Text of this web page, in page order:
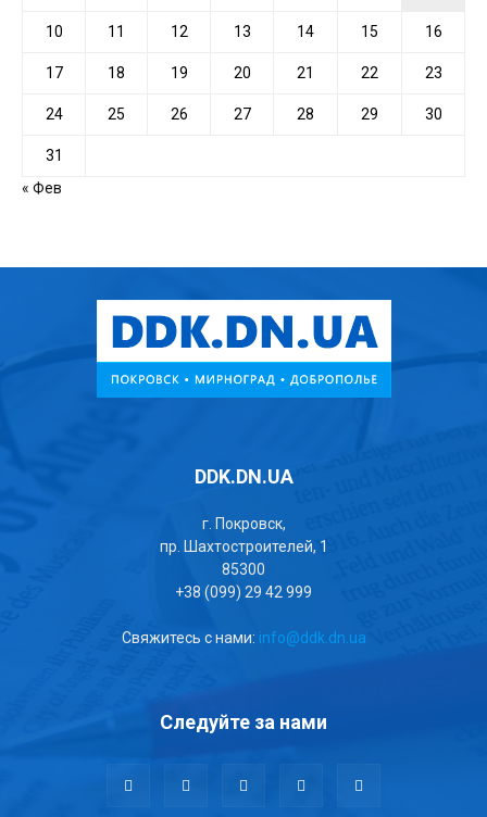
10 11 12 13 14 15 16
17 18 19 20 21 22 23
24 25 26 27 28 29 30
31
« Фев
DDK.DN.UA
г. Покровск,
пр. Шахтостроителей, 1
85300
+38 (099) 29 42 999
Свяжитесь с нами: info@ddk.dn.ua
Следуйте за нами